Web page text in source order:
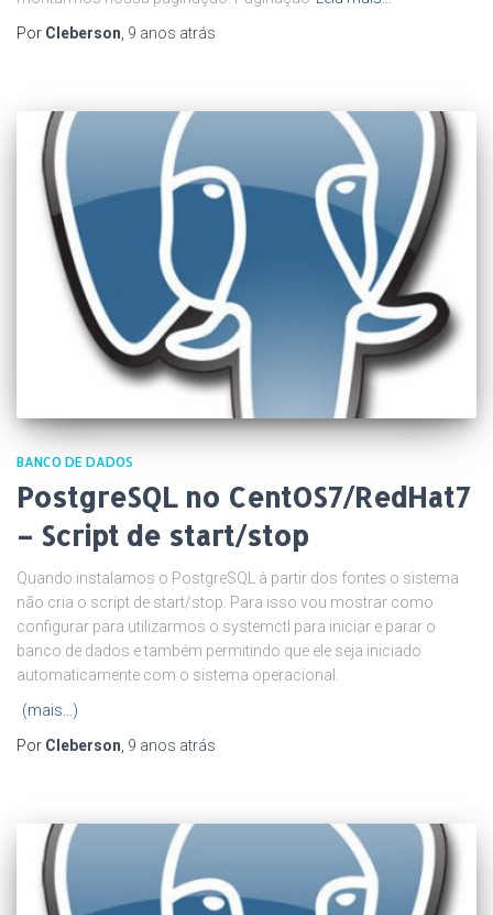
Por Cleberson 9 anos atrás
BANCO DE DADOS
PostgreSQL no CentOS7/RedHat7
– Script de start/stop
Quando instalamos o PostgreSQL à partir dos fontes o sistema
não cria o script de start/stop. Para isso vou mostrar como
configurar para utilizarmos o systemctl para iniciar e parar o
banco de dados e também permitindo que ele seja iniciado
automaticamente com o sistema operacional.
(mais…)
Por Cleberson 9 anos atrás